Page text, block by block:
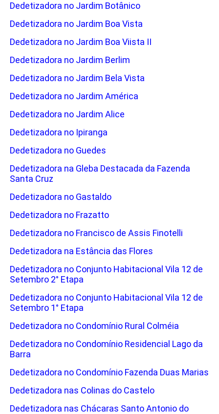
Dedetizadora no Jardim Botânico
Dedetizadora no Jardim Boa Vista
Dedetizadora no Jardim Boa Viista II
Dedetizadora no Jardim Berlim
Dedetizadora no Jardim Bela Vista
Dedetizadora no Jardim América
Dedetizadora no Jardim Alice
Dedetizadora no Ipiranga
Dedetizadora no Guedes
Dedetizadora na Gleba Destacada da Fazenda
Santa Cruz
Dedetizadora no Gastaldo
Dedetizadora no Frazatto
Dedetizadora no Francisco de Assis Finotelli
Dedetizadora na Estância das Flores
Dedetizadora no Conjunto Habitacional Vila 12 de
Setembro 2° Etapa
Dedetizadora no Conjunto Habitacional Vila 12 de
Setembro 1° Etapa
Dedetizadora no Condomínio Rural Colméia
Dedetizadora no Condomínio Residencial Lago da
Barra
Dedetizadora no Condomínio Fazenda Duas Marias
Dedetizadora nas Colinas do Castelo
Dedetizadora nas Chácaras Santo Antonio do